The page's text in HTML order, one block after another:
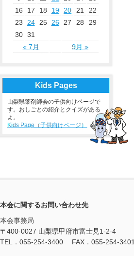
16
17 18 19 20 21
22
23
24 25 26 27 28
29
30 31
« 7月
9月 »
Kids Pages
山梨県薬剤師会の子供向けページで
す。おしごとの紹介とクイズがある
よ。
Kids Page（子供向けページ）
本会に関するお問い合わせ先
本会事務局
〒400-0027 山梨県甲府市富士見1-2-4
TEL．055-254-3400 FAX．055-254-3401